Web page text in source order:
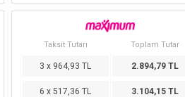
Taksit Tutarı Toplam Tutar
3 x 964,93 TL 2.894,79 TL
6 x 517,36 TL 3.104,15 TL